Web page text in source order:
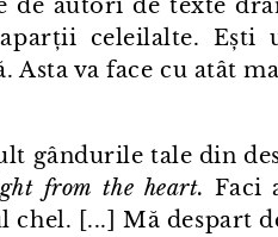
autori de texte
celeilalte. Ești
Asta va face cu atât
gândurile tale din
from the heart. Faci
[...] Mă despart